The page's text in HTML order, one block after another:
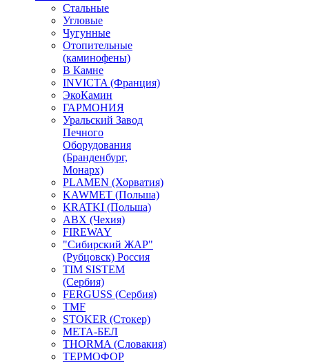
Стальные
Угловые
Чугунные
Отопительные
(каминофены)
В Камне
INVICTA (Франция)
ЭкоКамин
ГАРМОНИЯ
Уральский Завод
Печного
Оборудования
(Бранденбург,
Монарх)
PLAMEN (Хорватия)
KAWMET (Польша)
KRATKI (Польша)
ABX (Чехия)
FIREWAY
"Сибирский ЖАР"
(Рубцовск) Россия
TIM SISTEM
(Сербия)
FERGUSS (Сербия)
TMF
STOKER (Стокер)
МЕТА-БЕЛ
THORMA (Словакия)
ТЕРМОФОР